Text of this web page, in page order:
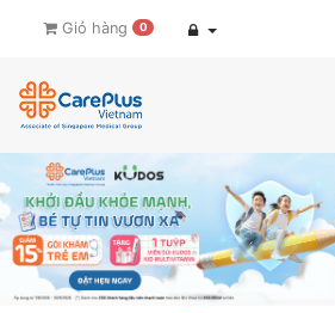
Giỏ hàng 0